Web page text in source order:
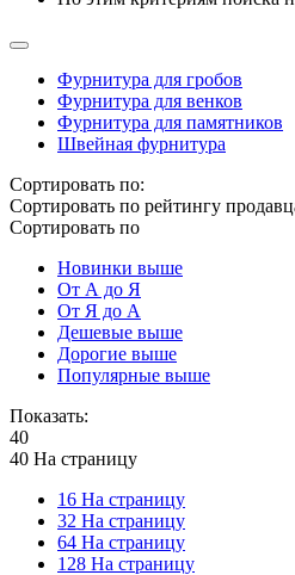
Фурнитура для гробов
Фурнитура для венков
Фурнитура для памятников
Швейная фурнитура
Сортировать по:
Сортировать по рейтингу
Сортировать по
Новинки выше
От А до Я
От Я до А
Дешевые выше
Дорогие выше
Популярные выше
Показать:
40
40 На страницу
16 На страницу
32 На страницу
64 На страницу
128 На страницу